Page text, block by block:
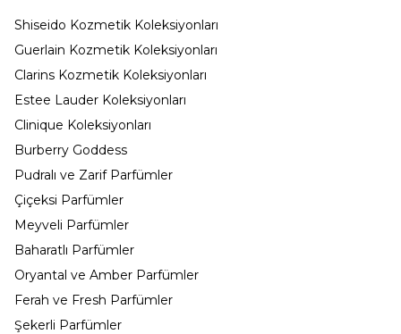
Shiseido Kozmetik Koleksiyonları
Guerlain Kozmetik Koleksiyonları
Clarins Kozmetik Koleksiyonları
Estee Lauder Koleksiyonları
Clinique Koleksiyonları
Burberry Goddess
Pudralı ve Zarif Parfümler
Çiçeksi Parfümler
Meyveli Parfümler
Baharatlı Parfümler
Oryantal ve Amber Parfümler
Ferah ve Fresh Parfümler
Şekerli Parfümler